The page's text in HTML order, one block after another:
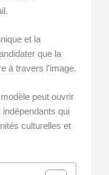
et la
que la
à travers l’image.
peut ouvrir
qui
culturelles et